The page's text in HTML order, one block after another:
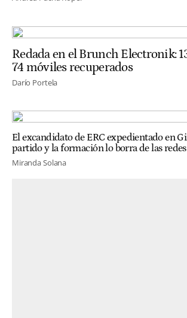
Redada en el Brunch Electronik:
74 móviles recuperados
Darío Portela
El excandidato de ERC expedientado en
partido y la formación lo borra de las redes
Miranda Solana